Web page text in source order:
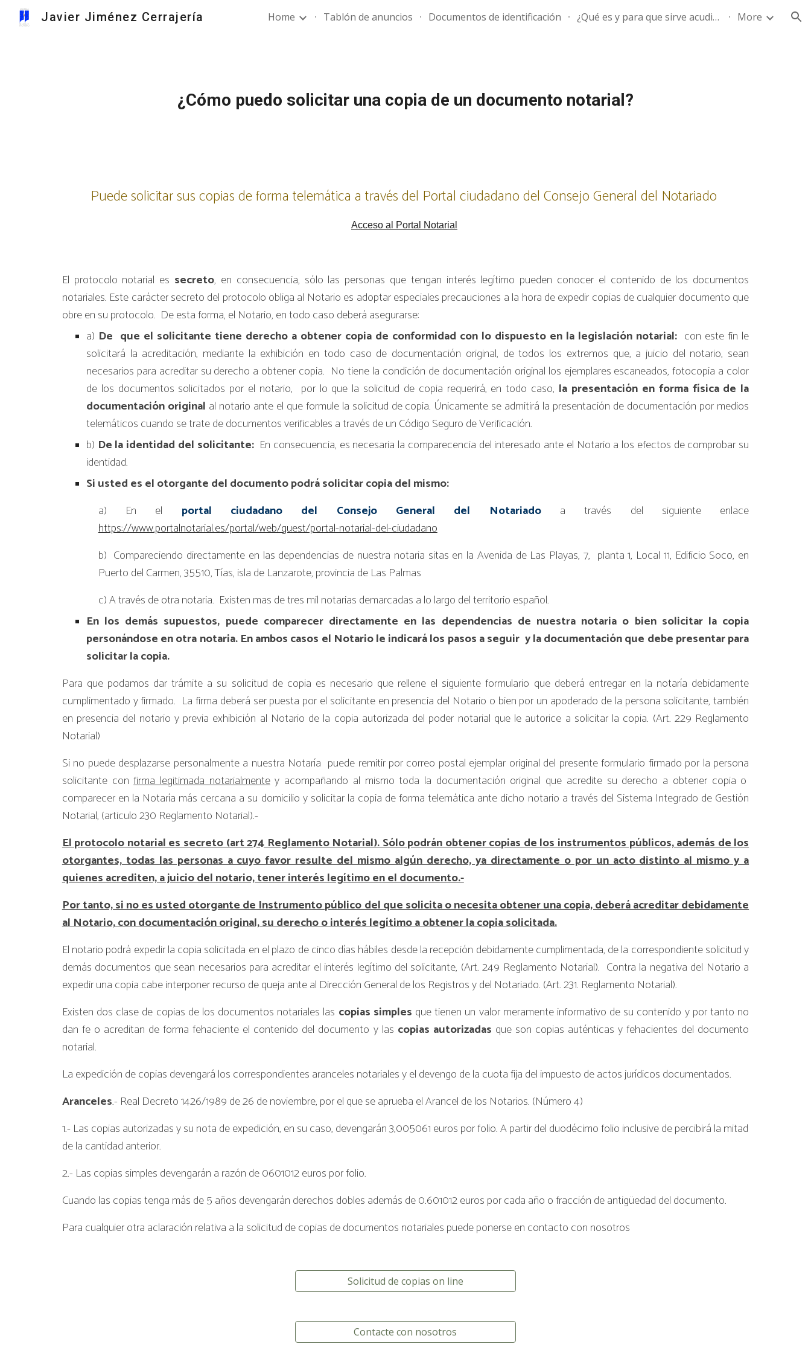
Skip to main content Skip to navigation
Javier Jiménez Cerrajería Home Tablón de anuncios Documentos de identificación ¿Qué es y para que sirve acudir al Notario? More
¿Cómo puedo solicitar una copia de un documento notarial?
Puede solicitar sus copias de forma telemática a través del Portal ciudadano del Consejo General del Notariado
Acceso al Portal Notarial
El protocolo notarial es secreto, en consecuencia, sólo las personas que tengan interés legítimo pueden conocer el contenido de los documentos
notariales. Este carácter secreto del protocolo obliga al Notario es adoptar especiales precauciones a la hora de expedir copias de cualquier documento que
obre en su protocolo. De esta forma, el Notario, en todo caso deberá asegurarse:
a) De que el solicitante tiene derecho a obtener copia de conformidad con lo dispuesto en la legislación notarial: con este fin le
solicitará la acreditación, mediante la exhibición en todo caso de documentación original, de todos los extremos que, a juicio del notario, sean
necesarios para acreditar su derecho a obtener copia. No tiene la condición de documentación original los ejemplares escaneados, fotocopia a color
de los documentos solicitados por el notario, por lo que la solicitud de copia requerirá, en todo caso, la presentación en forma física de la
documentación original al notario ante el que formule la solicitud de copia. Únicamente se admitirá la presentación de documentación por medios
telemáticos cuando se trate de documentos verificables a través de un Código Seguro de Verificación.
b) De la identidad del solicitante: En consecuencia, es necesaria la comparecencia del interesado ante el Notario a los efectos de comprobar su
identidad.
Si usted es el otorgante del documento podrá solicitar copia del mismo:
a) En el portal ciudadano del Consejo General del Notariado a través del siguiente enlace
https://www.portalnotarial.es/portal/web/guest/portal-notarial-del-ciudadano
b) Compareciendo directamente en las dependencias de nuestra notaria sitas en la Avenida de Las Playas, 7, planta 1, Local 11, Edificio Soco, en
Puerto del Carmen, 35510, Tías, isla de Lanzarote, provincia de Las Palmas
c) A través de otra notaria. Existen mas de tres mil notarias demarcadas a lo largo del territorio español.
En los demás supuestos, puede comparecer directamente en las dependencias de nuestra notaria o bien solicitar la copia
personándose en otra notaria. En ambos casos el Notario le indicará los pasos a seguir y la documentación que debe presentar para
solicitar la copia.
Para que podamos dar trámite a su solicitud de copia es necesario que rellene el siguiente formulario que deberá entregar en la notaría debidamente
cumplimentado y firmado. La firma deberá ser puesta por el solicitante en presencia del Notario o bien por un apoderado de la persona solicitante, también
en presencia del notario y previa exhibición al Notario de la copia autorizada del poder notarial que le autorice a solicitar la copia. (Art. 229 Reglamento
Notarial)
Si no puede desplazarse personalmente a nuestra Notaría puede remitir por correo postal ejemplar original del presente formulario firmado por la persona
solicitante confirma legitimada notarialmentey acompañando al mismo toda la documentación original que acredite su derecho a obtener copia o
comparecer en la Notaría más cercana a su domicilio y solicitar la copia de forma telemática ante dicho notario a través del Sistema Integrado de Gestión
Notarial, (articulo 230 Reglamento Notarial).-
El protocolo notarial es secreto (art 274 Reglamento Notarial). Sólo podrán obtener copias de los instrumentos públicos, además de los
otorgantes, todas las personas a cuyo favor resulte del mismo algún derecho, ya directamente o por un acto distinto al mismo y a
quienes acrediten, a juicio del notario, tener interés legítimo en el documento.-
Por tanto, si no es usted otorgante de Instrumento público del que solicita o necesita obtener una copia, deberá acreditar debidamente
al Notario, con documentación original, su derecho o interés legítimo a obtener la copia solicitada.
El notario podrá expedir la copia solicitada en el plazo de cinco días hábiles desde la recepción debidamente cumplimentada, de la correspondiente solicitud y
demás documentos que sean necesarios para acreditar el interés legítimo del solicitante, (Art. 249 Reglamento Notarial). Contra la negativa del Notario a
expedir una copia cabe interponer recurso de queja ante al Dirección General de los Registros y del Notariado. (Art. 231. Reglamento Notarial).
Existen dos clase de copias de los documentos notariales las copias simples que tienen un valor meramente informativo de su contenido y por tanto no
dan fe o acreditan de forma fehaciente el contenido del documento y las copias autorizadas que son copias auténticas y fehacientes del documento
notarial.
La expedición de copias devengará los correspondientes aranceles notariales y el devengo de la cuota fija del impuesto de actos jurídicos documentados.
Aranceles.- Real Decreto 1426/1989 de 26 de noviembre, por el que se aprueba el Arancel de los Notarios. (Número 4)
1.- Las copias autorizadas y su nota de expedición, en su caso, devengarán 3,005061 euros por folio. A partir del duodécimo folio inclusive de percibirá la mitad
de la cantidad anterior.
2.- Las copias simples devengarán a razón de 0601012 euros por folio.
Cuando las copias tenga más de 5 años devengarán derechos dobles además de 0.601012 euros por cada año o fracción de antigüedad del documento.
Para cualquier otra aclaración relativa a la solicitud de copias de documentos notariales puede ponerse en contacto con nosotros
Solicitud de copias on line
Contacte con nosotros